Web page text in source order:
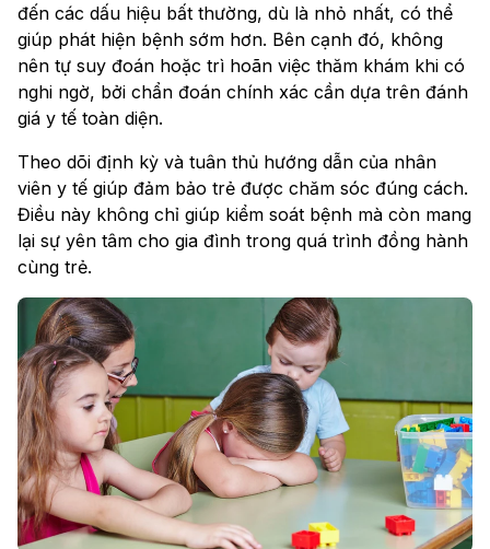
đến các dấu hiệu bất thường, dù là nhỏ nhất, có thể
giúp phát hiện bệnh sớm hơn. Bên cạnh đó, không
nên tự suy đoán hoặc trì hoãn việc thăm khám khi có
nghi ngờ, bởi chẩn đoán chính xác cần dựa trên đánh
giá y tế toàn diện.
Theo dõi định kỳ và tuân thủ hướng dẫn của nhân
viên y tế giúp đảm bảo trẻ được chăm sóc đúng cách.
Điều này không chỉ giúp kiểm soát bệnh mà còn mang
lại sự yên tâm cho gia đình trong quá trình đồng hành
cùng trẻ.